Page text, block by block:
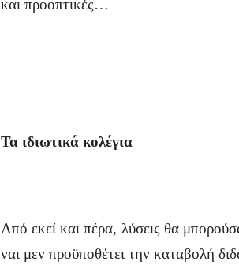
και προοπτικές…
Τα ιδιωτικά κολέγια
Από εκεί και πέρα, λύσεις θα
ναι μεν προϋποθέτει την καταβολή